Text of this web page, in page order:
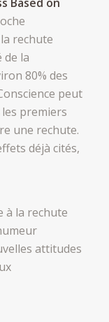
Based on
rechute
de la
80% des
peut
premiers
une rechute.
déjà cités,
à la rechute
attitudes